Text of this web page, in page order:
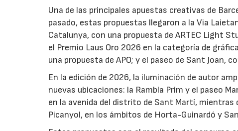
Una de las principales apuestas creativas de
pasado, estas propuestas llegaron a la Via
Catalunya, con una propuesta de ARTEC Light
el Premio Laus Oro 2026 en la categoría de
una propuesta de APO; y el paseo de Sant Joan,
En la edición de 2026, la iluminación de autor
nuevas ubicaciones: la Rambla Prim y el paseo
en la avenida del distrito de Sant Martí, mientras
Picanyol, en los ámbitos de Horta-Guinardó y